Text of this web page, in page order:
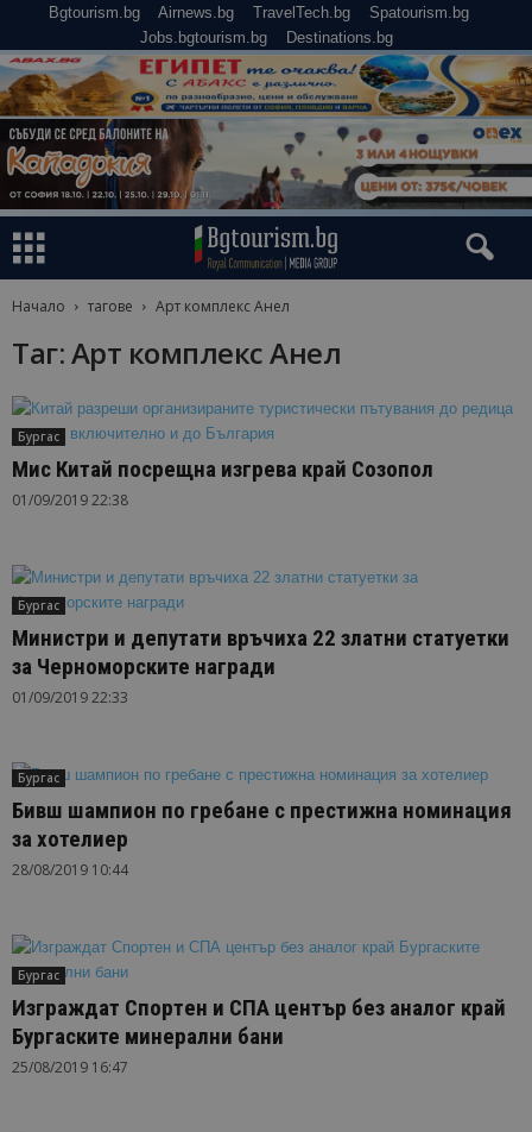
Bgtourism.bg Airnews.bg TravelTech.bg
Spatourism.bg
Jobs.bgtourism.bg
Destinations.bg
Начало тагове Арт комплекс Анел
Таг: Арт комплекс Анел
Бургас
Мис Китай посрещна изгрева край Созопол
01/09/2019 22:38
Бургас
Министри и депутати връчиха 22 златни статуетки
за Черноморските награди
01/09/2019 22:33
Бургас
Бивш шампион по гребане с престижна номинация
за хотелиер
28/08/2019 10:44
Бургас
Изграждат Спортeн и СПА център без аналог край
Бургаските минерални бани
25/08/2019 16:47